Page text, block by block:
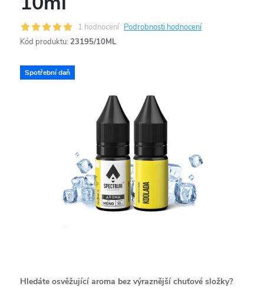
1 hodnocení Podrobnosti hodnocení
Kód produktu: 23195/10ML
Spotřební daň
Hledáte osvěžující aroma bez výraznější chuťové složky?